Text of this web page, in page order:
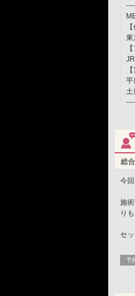
東
土
総合
今
施
り
セ
予